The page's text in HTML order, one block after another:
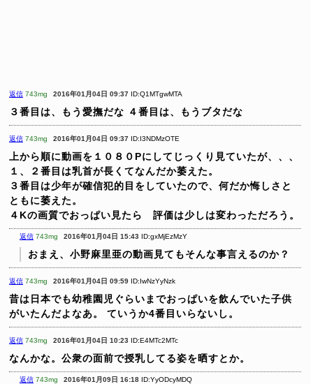
返信 743mg 2016年01月04日 09:37 ID:Q1MTgwMTA
３番目は、もう愛撫だな ４番目は、もうブタだな
返信 743mg 2016年01月04日 09:37 ID:I3NDMzOTE
上から順に動画を１０８０Pにしてじっくり見ていたが、、、
１、２番目は乳首が長くてなんだか萎えた。
３番目は少年が確信犯的目をしていたので、何だか悔しさと
ともに萎えた。
４Kの画質でおっぱい見たら 評価は少しは変わっただろう。
返信 743mg 2016年01月04日 15:43 ID:gxMjEzMzY
おまえ、小野麻里亜の動画見てもそんな事言えるのか？
返信 743mg 2016年01月04日 09:59 ID:IwNzYyNzk
昔は日本でも幼稚園児ぐらいまでおっぱいを飲んでいた子供
がいたんだよなあ。
ていうか4番目いらないし。
返信 743mg 2016年01月04日 10:23 ID:E4MTc2MTc
なんかな。公衆の面前で授乳してる姿を晒すとか。
返信 743mg 2016年01月09日 16:18 ID:YyODcyMDQ